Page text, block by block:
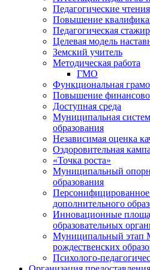
Педагогические чтения
Повышение
Педагогическая
Целевая модель
Земский учитель
Методическая работа
ГМО
Функциональная
Повышение
Доступная среда
Муниципальная
образования
Независимая оценка
Оздоровительная
«Точка роста»
Муниципальный
образования
дополнительного
Инновационные
образовательных
Муниципальный этап
рождественских
Психолого-